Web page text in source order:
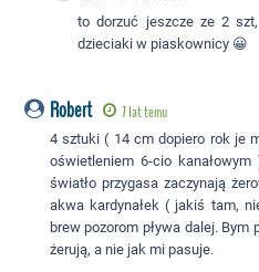
to dorzuć jeszcze ze 2
dzieciaki w piaskownicy 😀
Robert 7 lat temu
4 sztuki ( 14 cm dopiero rok je
oświetleniem 6-cio
światło przygasa zaczynają
akwa kardynałek ( jakiś tam,
brew pozorom pływa dalej. Bym
żerują, a nie jak mi pasuje.